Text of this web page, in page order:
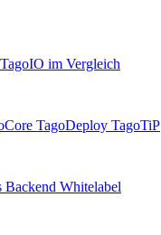
TagoIO im Vergleich
TagoDeploy TagoTiP
Backend Whitelabel